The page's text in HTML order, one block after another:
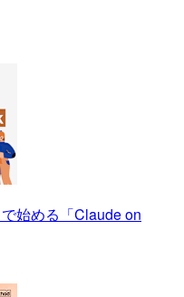
始める「Claude on